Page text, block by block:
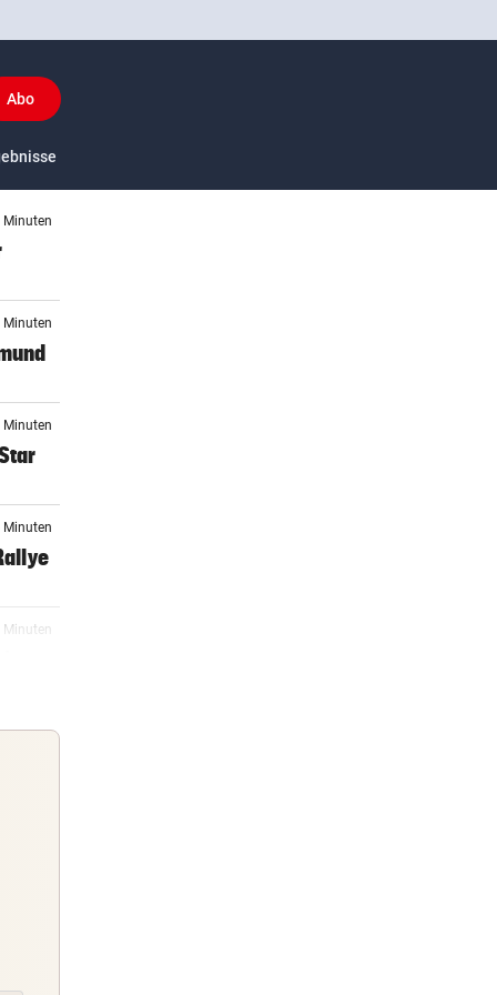
Abo
US-Sport
Minuten
Minuten
Minuten
Minuten
Minuten
04:46